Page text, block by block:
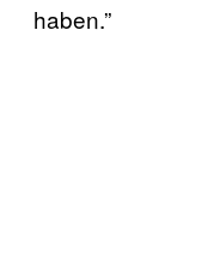
haben.”